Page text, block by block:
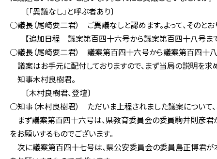
〔「異議なし」と呼ぶ者あり〕
○議長（尾崎要二君） ご異議なしと認めます。よって、そのとお
【追加日程 議案第百四十六号から議案第百四十八号ま
○議長（尾崎要二君） 議案第百四十六号から議案第百四十八
議案はお手元に配付しておりますので、まず当局の説明を求
知事木村良樹君。
〔木村良樹君、登壇〕
○知事（木村良樹君） ただいま上程されました議案について、
まず議案第百四十六号は、県教育委員会の委員駒井則彦君
をお願いするものでございます。
次に議案第百四十七号は、県公安委員会の委員島正博君が